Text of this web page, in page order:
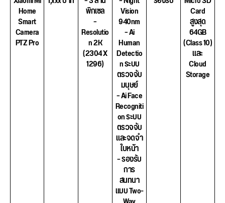
Home
Smart
Camera
PTZ Pro
พิกเซล
–
Resolutio
n 2K
(2304 X
1296)
Vision
940nm
– Ai
Human
Detectio
n ระบบ
ตรวจจับ
มนุษย์
– Ai Face
Recogniti
on ระบบ
ตรวจจับ
และจดจำ
ใบหน้า
– รองรับ
การ
สนทนา
แบบ Two-
Card
สูงสุด
64GB
(Class 10)
และ
Cloud
Storage